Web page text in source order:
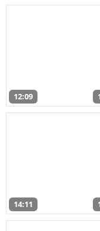
12:09
14:11